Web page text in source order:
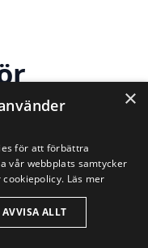
andra
i
×
för att förbättra
vår webbplats samtycker
Läs mer
AVVISA ALLT